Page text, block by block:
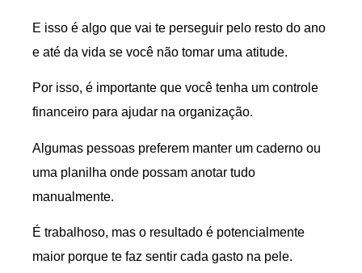
E isso é algo que vai te perseguir pelo resto do ano
e até da vida se você não tomar uma atitude.
Por isso, é importante que você tenha um controle
financeiro para ajudar na organização.
Algumas pessoas preferem manter um caderno ou
uma planilha onde possam anotar tudo
manualmente.
É trabalhoso, mas o resultado é potencialmente
maior porque te faz sentir cada gasto na pele.